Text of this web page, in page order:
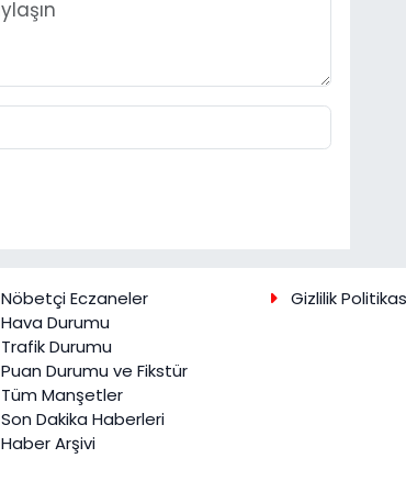
Nöbetçi Eczaneler
Hava Durumu
Trafik Durumu
Puan Durumu ve Fikstür
Tüm Manşetler
Son Dakika Haberleri
Haber Arşivi
Gizlilik